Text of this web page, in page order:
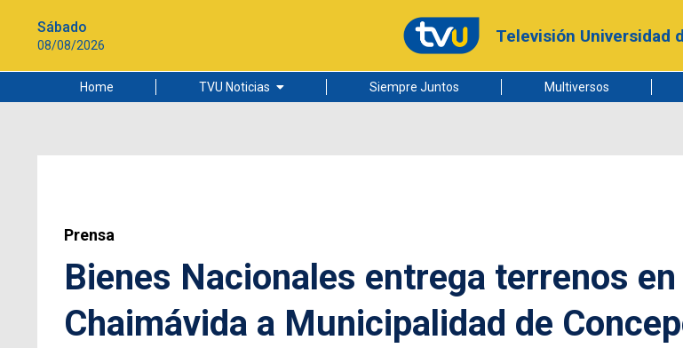
Sábado
08/08/2026 Televisión Universidad
Home TVU Noticias
Ciudad
Siempre Juntos Multiversos
Prensa
Bienes Nacionales entrega terrenos en
Chaimávida a Municipalidad de